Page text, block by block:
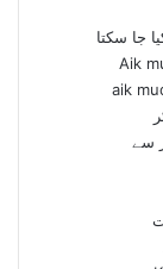
Aik
aik
سے